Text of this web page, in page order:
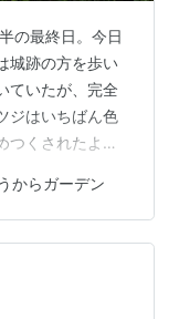
の最終日。今日
城跡の方を歩い
ていたが、完全
ジはいちばん色
つくされたよう
けているので
址公園からの散
が、少し盛りを
る白と薄いピ
ていた。 カモ
からガーデン